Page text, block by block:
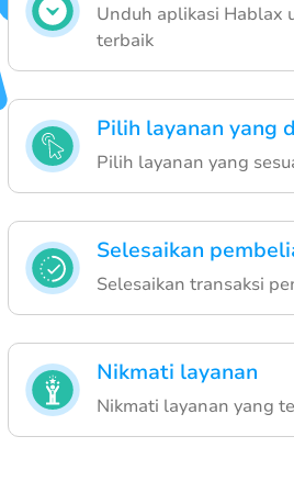
Unduh aplikasi Hablax
terbaik
Pilih layanan yang
Pilih layanan yang
Selesaikan
Selesaikan transaksi
Nikmati layanan
Nikmati layanan yang